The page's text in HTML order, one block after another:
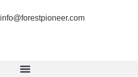
info@forestpioneer.com